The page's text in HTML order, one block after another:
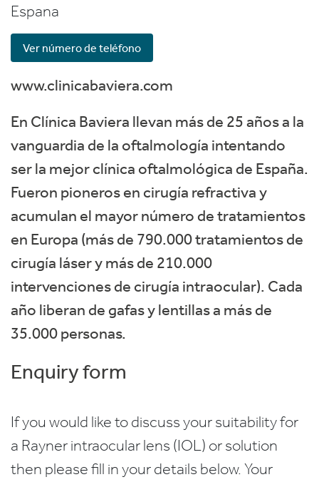
Espana
Ver número de teléfono
www.clinicabaviera.com
En Clínica Baviera llevan más de 25 años a la
vanguardia de la oftalmología intentando
ser la mejor clínica oftalmológica de España.
Fueron pioneros en cirugía refractiva y
acumulan el mayor número de tratamientos
en Europa (más de 790.000 tratamientos de
cirugía láser y más de 210.000
intervenciones de cirugía intraocular). Cada
año liberan de gafas y lentillas a más de
35.000 personas.
Enquiry form
If you would like to discuss your suitability for
a Rayner intraocular lens (IOL) or solution
then please fill in your details below. Your